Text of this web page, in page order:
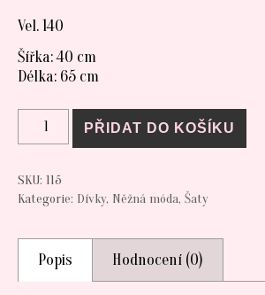
Vel. 140
Šířka: 40 cm
Délka: 65 cm
ŠATY z barevné krajky vel. 140 množství
PŘIDAT DO KOŠÍKU
SKU: 115
Kategorie: Dívky, Něžná móda, Šaty
Popis Hodnocení (0)